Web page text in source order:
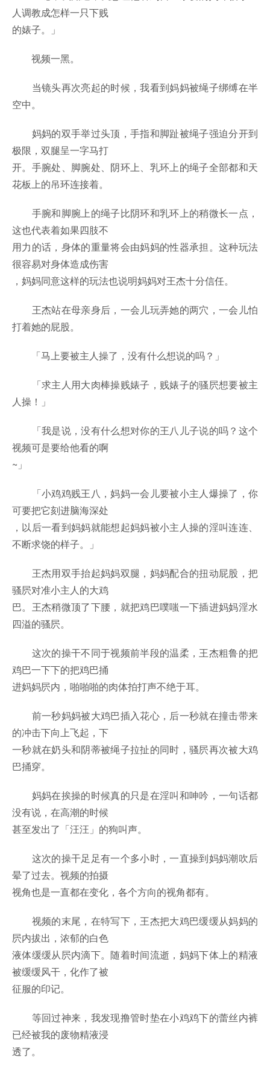
人调教成怎样一只下贱
的婊子。」
视频一黑。
当镜头再次亮起的时候，我看到妈妈被绳子绑缚在半
空中。
妈妈的双手举过头顶，手指和脚趾被绳子强迫分开到
极限，双腿呈一字马打
开。手腕处、脚腕处、阴环上、乳环上的绳子全部都和天
花板上的吊环连接着。
手腕和脚腕上的绳子比阴环和乳环上的稍微长一点，
这也代表着如果四肢不
用力的话，身体的重量将会由妈妈的性器承担。这种玩法
很容易对身体造成伤害
，妈妈同意这样的玩法也说明妈妈对王杰十分信任。
王杰站在母亲身后，一会儿玩弄她的两穴，一会儿怕
打着她的屁股。
「马上要被主人操了，没有什么想说的吗？」
「求主人用大肉棒操贱婊子，贱婊子的骚屄想要被主
人操！」
「我是说，没有什么想对你的王八儿子说的吗？这个
视频可是要给他看的啊
~」
「小鸡鸡贱王八，妈妈一会儿要被小主人爆操了，你
可要把它刻进脑海深处
，以后一看到妈妈就能想起妈妈被小主人操的淫叫连连、
不断求饶的样子。」
王杰用双手抬起妈妈双腿，妈妈配合的扭动屁股，把
骚屄对准小主人的大鸡
巴。王杰稍微顶了下腰，就把鸡巴噗嗤一下插进妈妈淫水
四溢的骚屄。
这次的操干不同于视频前半段的温柔，王杰粗鲁的把
鸡巴一下下的把鸡巴捅
进妈妈屄内，啪啪啪的肉体拍打声不绝于耳。
前一秒妈妈被大鸡巴插入花心，后一秒就在撞击带来
的冲击下向上飞起，下
一秒就在奶头和阴蒂被绳子拉扯的同时，骚屄再次被大鸡
巴捅穿。
妈妈在挨操的时候真的只是在淫叫和呻吟，一句话都
没有说，在高潮的时候
甚至发出了「汪汪」的狗叫声。
这次的操干足足有一个多小时，一直操到妈妈潮吹后
晕了过去。视频的拍摄
视角也是一直都在变化，各个方向的视角都有。
视频的末尾，在特写下，王杰把大鸡巴缓缓从妈妈的
屄内拔出，浓郁的白色
液体缓缓从屄内滴下。随着时间流逝，妈妈下体上的精液
被缓缓风干，化作了被
征服的印记。
等回过神来，我发现撸管时垫在小鸡鸡下的蕾丝内裤
已经被我的废物精液浸
透了。